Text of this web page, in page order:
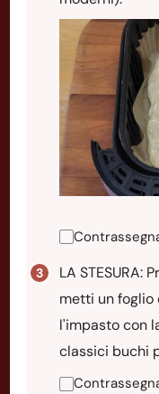
LA STESURA:
metti un foglio
l'impasto con
classici buchi